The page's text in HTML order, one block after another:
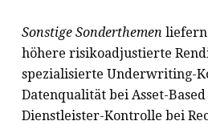
Sonstige Sonderthemen liefern
höhere risikoadjustierte
spezialisierte Underwriting-
Datenqualität bei Asset-Based
Dienstleister-Kontrolle bei